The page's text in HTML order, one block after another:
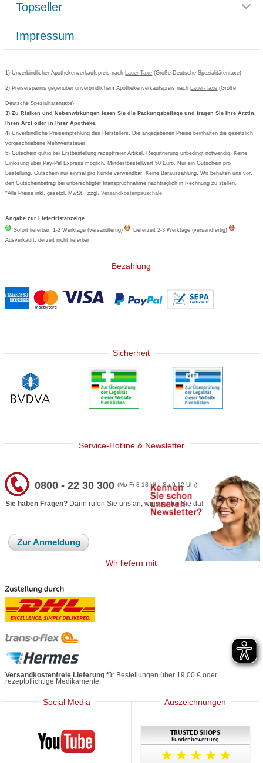
Datenschutz
AGB
Cookie-Einstellungen
Vertrag widerrufen
Paketlieferstatus
Versandkosten
Bestellschein ausfüllen
Newsletteranmeldung
Rezeptlieferung
Bonusprogramm
Gutschein und Rabatte
Kundenbewertung
Topseller
Grippostad
Bepanthen
Formoline
Wick
Eucerin
Basica
Impressum
1) Unverbindlicher Apothekenverkaufspreis nach Lauer-Taxe (Große Deutsche Spezialitätentaxe)
2) Preisersparnis gegenüber unverbindlichem Apothekenverkaufspreis nach Lauer-Taxe (Große
Deutsche Spezialitätentaxe)
3) Zu Risiken und Nebenwirkungen lesen Sie die Packungsbeilage und fragen Sie Ihre Ärztin,
Ihren Arzt oder in Ihrer Apotheke.
4) Unverbindliche Preisempfehlung des Herstellers. Die angegebenen Preise beinhalten die gesetzlich
vorgeschriebene Mehrwertsteuer.
5) Gutschein gültig bei Erstbestellung rezeptfreier Artikel. Registrierung unbedingt notwendig. Keine
Einlösung über Pay-Pal Express möglich. Mindestbestellwert 50 Euro. Nur ein Gutschein pro
Bestellung. Gutschein nur einmal pro Kunde verwendbar. Keine Barauszahlung. Wir behalten uns vor,
den Gutscheinbetrag bei unberechtigter Inanspruchnahme nachträglich in Rechnung zu stellen.
*Alle Preise inkl. gesetzl. MwSt., zzgl.Versandkostenpauschale.
Angabe zur Lieferfristanzeige
Sofort lieferbar, 1-2 Werktage (versandfertig)
Lieferzeit 2-3 Werktage (versandfertig)
Ausverkauft, derzeit nicht lieferbar
Bezahlung
Sicherheit
Service-Hotline & Newsletter
0800 - 22 30 300(Mo-Fr 8-18 Uhr, Sa 9-12 Uhr)
Sie haben Fragen? Dann rufen Sie uns an, wir sind für Sie da!
Zur Anmeldung
Wir liefern mit
Versandkostenfreie Lieferung für Bestellungen über 19,00 € oder
rezeptpflichtige Medikamente.
Social Media
Mediherz
Auszeichnungen